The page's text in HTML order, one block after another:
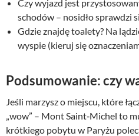
Czy wyjazd jest
schodów – nosidło sprawdzi
Gdzie znajdę toalety? Na
wyspie (kieruj się
Podsumowanie: czy
Jeśli marzysz o miejscu, które
„wow” – Mont Saint‑Michel to
krótkiego pobytu w Paryżu